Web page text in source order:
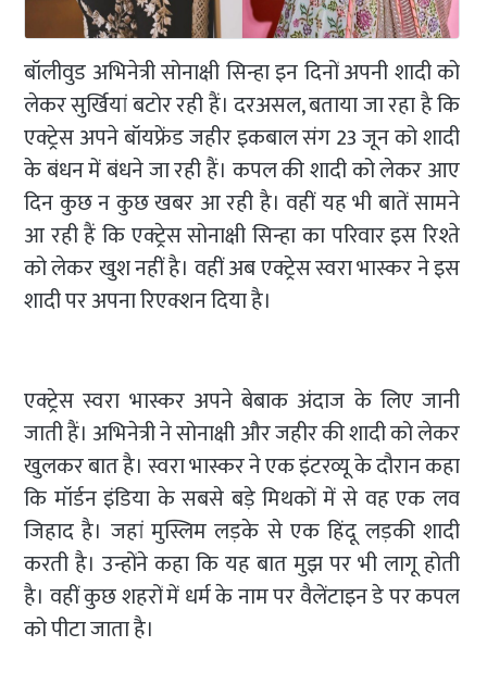
बॉलीवुड अभिनेत्री सोनाक्षी सिन्हा इन दिनों अपनी शादी को
लेकर सुर्खियां बटोर रही हैं। दरअसल, बताया जा रहा है कि
एक्ट्रेस अपने बॉयफ्रेंड जहीर इकबाल संग 23 जून को शादी
के बंधन में बंधने जा रही हैं। कपल की शादी को लेकर आए
दिन कुछ न कुछ खबर आ रही है। वहीं यह भी बातें सामने
आ रही हैं कि एक्ट्रेस सोनाक्षी सिन्हा का परिवार इस रिश्ते
को लेकर खुश नहीं है। वहीं अब एक्ट्रेस स्वरा भास्कर ने इस
शादी पर अपना रिएक्शन दिया है।
एक्ट्रेस स्वरा भास्कर अपने बेबाक अंदाज के लिए जानी
जाती हैं। अभिनेत्री ने सोनाक्षी और जहीर की शादी को लेकर
खुलकर बात है। स्वरा भास्कर ने एक इंटरव्यू के दौरान कहा
कि मॉर्डन इंडिया के सबसे बड़े मिथकों में से वह एक लव
जिहाद है। जहां मुस्लिम लड़के से एक हिंदू लड़की शादी
करती है। उन्होंने कहा कि यह बात मुझ पर भी लागू होती
है। वहीं कुछ शहरों में धर्म के नाम पर वैलेंटाइन डे पर कपल
को पीटा जाता है।